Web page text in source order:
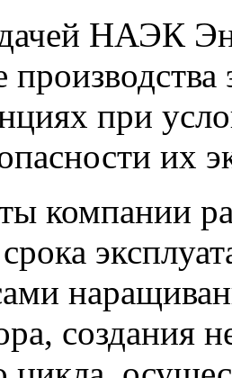
НАЭК
при
их
компании
создания